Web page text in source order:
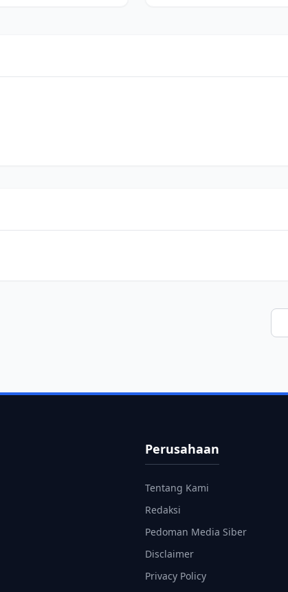
Perusahaan
Tentang Kami
Redaksi
Pedoman Media Siber
Disclaimer
Privacy Policy